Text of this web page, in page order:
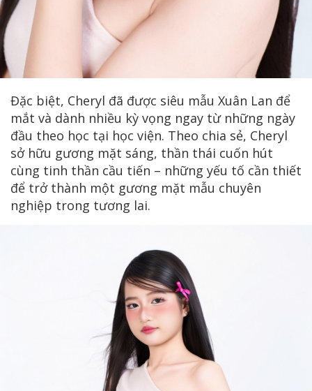
Đặc biệt, Cheryl đã được siêu mẫu Xuân Lan để
mắt và dành nhiều kỳ vọng ngay từ những ngày
đầu theo học tại học viện. Theo chia sẻ, Cheryl
sở hữu gương mặt sáng, thần thái cuốn hút
cùng tinh thần cầu tiến – những yếu tố cần thiết
để trở thành một gương mặt mẫu chuyên
nghiệp trong tương lai.